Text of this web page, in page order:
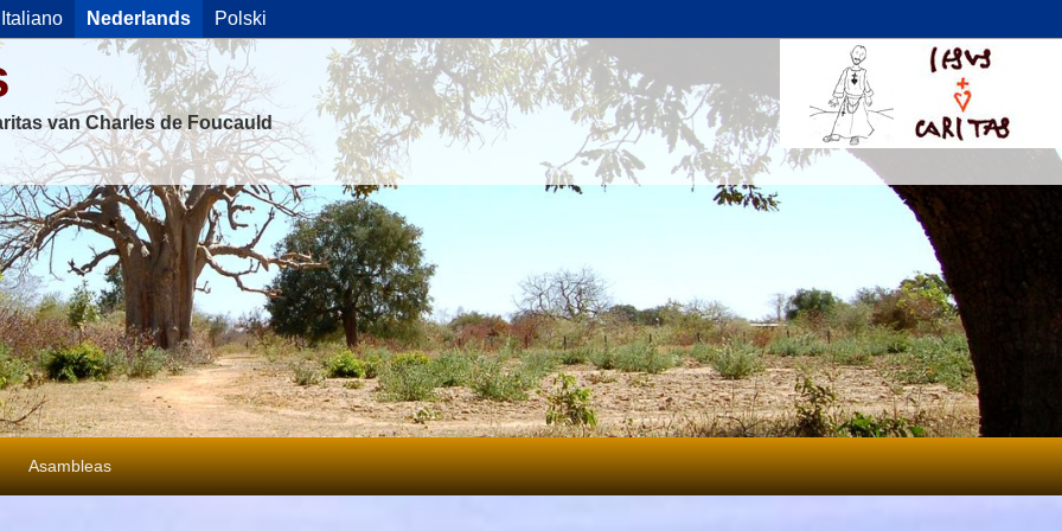
Italiano Nederlands Polski
van Charles de Foucauld
Asambleas